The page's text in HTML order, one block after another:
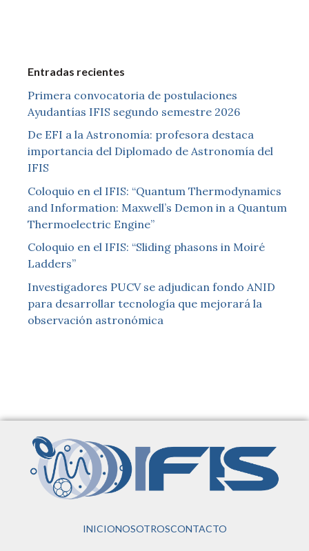
Entradas recientes
Primera convocatoria de postulaciones
Ayudantías IFIS segundo semestre 2026
De EFI a la Astronomía: profesora destaca
importancia del Diplomado de Astronomía del
IFIS
Coloquio en el IFIS: “Quantum Thermodynamics
and Information: Maxwell’s Demon in a Quantum
Thermoelectric Engine”
Coloquio en el IFIS: “Sliding phasons in Moiré
Ladders”
Investigadores PUCV se adjudican fondo ANID
para desarrollar tecnología que mejorará la
observación astronómica
INICIONOSOTROSCONTACTO